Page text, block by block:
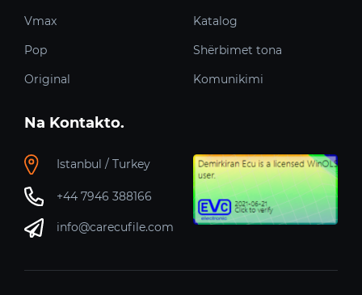
Vmax
Pop
Original
Katalog
Shërbimet tona
Komunikimi
Na Kontakto.
Istanbul / Turkey
+44 7946 388166
info@carecufile.com